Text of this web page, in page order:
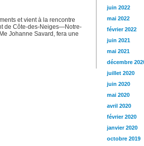
et vient à la rencontre
de Côte-des-Neiges—Notre-
Johanne Savard, fera une
juin 2022
mai 2022
février 2022
juin 2021
mai 2021
décembre
juillet 2020
juin 2020
mai 2020
avril 2020
février 2020
janvier 2020
octobre 2019